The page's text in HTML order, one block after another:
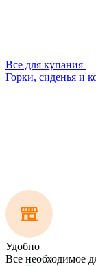
Все для купания
Горки, сиденья и
Удобно
Все необходимое